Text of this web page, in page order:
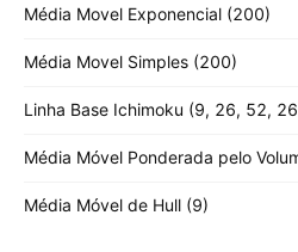
Média Movel Exponencial (200)
Média Movel Simples (200)
Linha Base Ichimoku (9, 26, 52,
Média Móvel Ponderada pelo
Média Móvel de Hull (9)